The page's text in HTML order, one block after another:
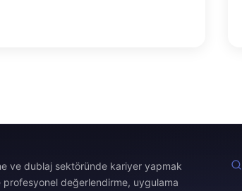
ve dublaj sektöründe kariyer yapmak
profesyonel değerlendirme, uygulama